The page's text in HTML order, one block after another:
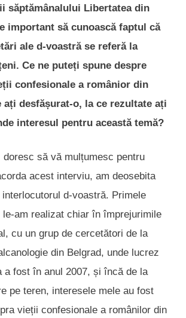
săptămânalului Libertatea din
important să cunoască faptul că
ale d-voastră se referă la
Ce ne puteți spune despre
confesionale a românior din
ați desfășurat-o, la ce rezultate ați
interesul pentru această temă?
doresc să vă mulțumesc pentru
acest interviu, am deosebita
d-voastră. Primele
le-am realizat chiar în împrejurimile
cu un grup de cercetători de la
din Belgrad, unde lucrez
a fost în anul 2007, și încă de la
pe teren, interesele mele au fost
vieții confesionale a românilor din